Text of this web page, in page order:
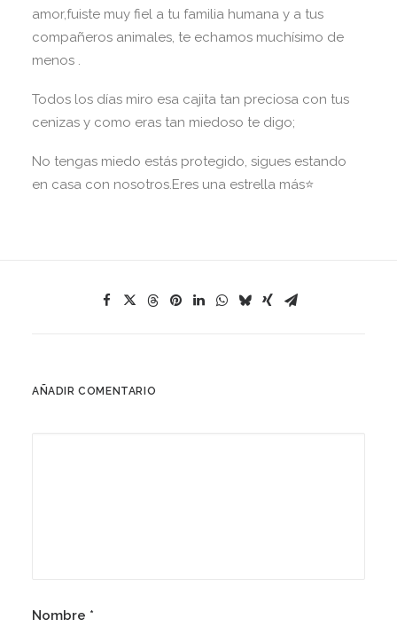
amor,fuiste muy fiel a tu familia humana y a tus
compañeros animales, te echamos muchísimo de
menos .
Todos los días miro esa cajita tan preciosa con tus
cenizas y como eras tan miedoso te digo;
No tengas miedo estás protegido, sigues estando
en casa con nosotros.Eres una estrella más⭐
AÑADIR COMENTARIO
Nombre *